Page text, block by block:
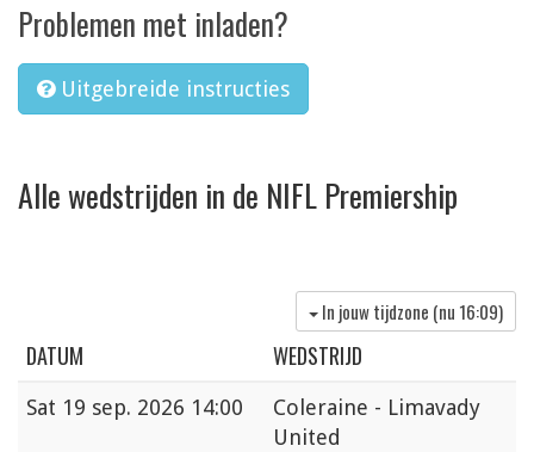
Problemen met inladen?
Uitgebreide instructies
Alle wedstrijden in de NIFL Premiership
In jouw tijdzone (nu 16:09)
DATUM WEDSTRIJD
Sat 19 sep. 2026 14:00
Coleraine - Limavady
United